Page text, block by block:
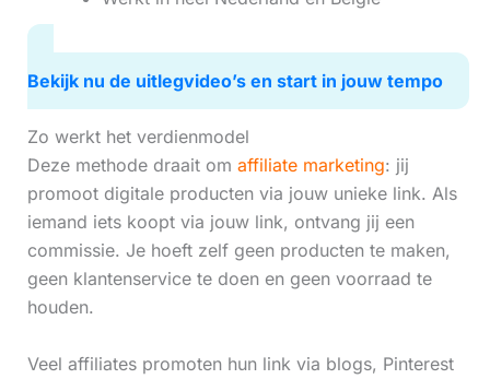
Bekijk nu de uitlegvideo’s en start in jouw tempo
Zo werkt het verdienmodel
Deze methode draait om affiliate marketing: jij
promoot digitale producten via jouw unieke link. Als
iemand iets koopt via jouw link, ontvang jij een
commissie. Je hoeft zelf geen producten te maken,
geen klantenservice te doen en geen voorraad te
houden.
Veel affiliates promoten hun link via blogs, Pinterest